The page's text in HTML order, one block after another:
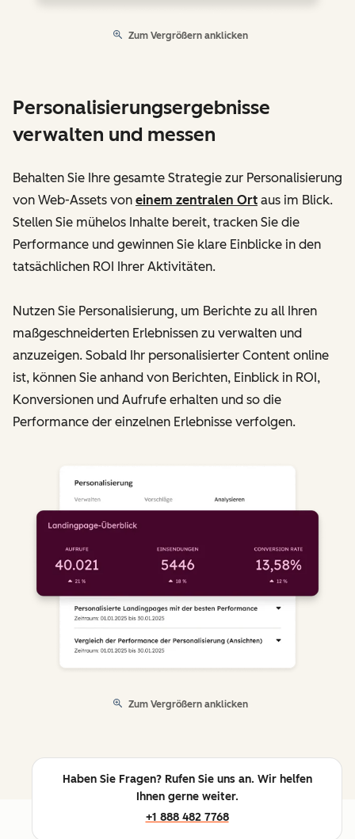
Zum Vergrößern anklicken
Personalisierungsergebnisse
verwalten und messen
Behalten Sie Ihre gesamte Strategie zur Personalisierung
von Web-Assets von einem zentralen Ort aus im Blick.
Stellen Sie mühelos Inhalte bereit, tracken Sie die
Performance und gewinnen Sie klare Einblicke in den
tatsächlichen ROI Ihrer Aktivitäten.
Nutzen Sie Personalisierung, um Berichte zu all Ihren
maßgeschneiderten Erlebnissen zu verwalten und
anzuzeigen. Sobald Ihr personalisierter Content online
ist, können Sie anhand von Berichten, Einblick in ROI,
Konversionen und Aufrufe erhalten und so die
Performance der einzelnen Erlebnisse verfolgen.
Zum Vergrößern anklicken
Haben Sie Fragen? Rufen Sie uns an. Wir helfen
Ihnen gerne weiter.
+1 888 482 7768